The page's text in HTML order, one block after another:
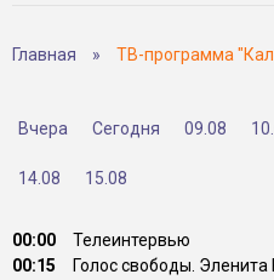
Главная » ТВ-программа
Вчера Сегодня 09.08
14.08 15.08
00:00
Телеинтервью
00:15
Голос свободы. Эленита